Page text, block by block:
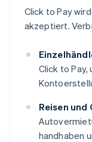
Click to Pay
akzeptiert.
Click to
Reisen und
handhaben